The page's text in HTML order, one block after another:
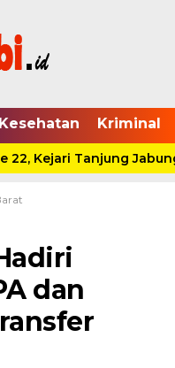
Kesehatan Kriminal
Kejari Tanjung
dan